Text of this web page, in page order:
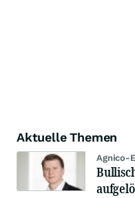
Aktuelle Themen
Agnico-